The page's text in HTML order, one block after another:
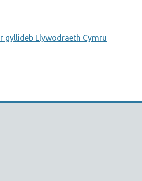
gyllideb Llywodraeth Cymru
Iechyd